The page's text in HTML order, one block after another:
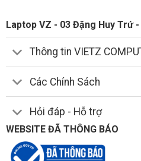
Laptop VZ - 03 Đặng Huy Trứ
Thông tin VIETZ
Các Chính Sách
Hỏi đáp - Hỗ trợ
WEBSITE ĐÃ THÔNG BÁO